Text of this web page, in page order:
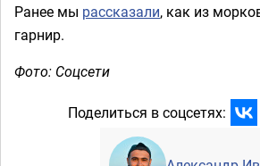
Ранее мы рассказали, как из
гарнир.
Фото: Соцсети
Поделиться в соцсетях: